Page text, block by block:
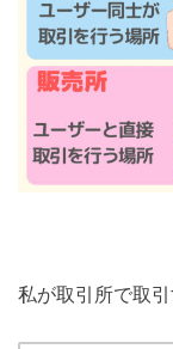
私が取引所で取